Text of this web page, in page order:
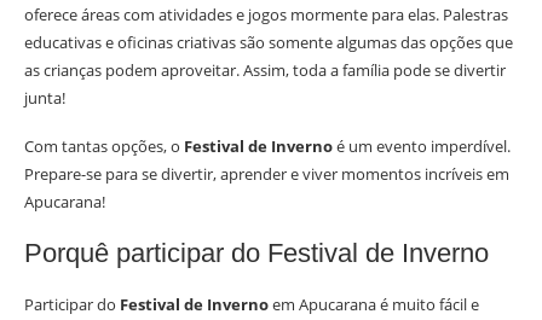
oferece áreas com atividades e jogos mormente para elas. Palestras
educativas e oficinas criativas são somente algumas das opções que
as crianças podem aproveitar. Assim, toda a família pode se divertir
junta!
Com tantas opções, o Festival de Invernoé um evento imperdível.
Prepare-se para se divertir, aprender e viver momentos incríveis em
Apucarana!
Porquê participar do Festival de Inverno
Participar do Festival de Invernoem Apucarana é muito fácil e